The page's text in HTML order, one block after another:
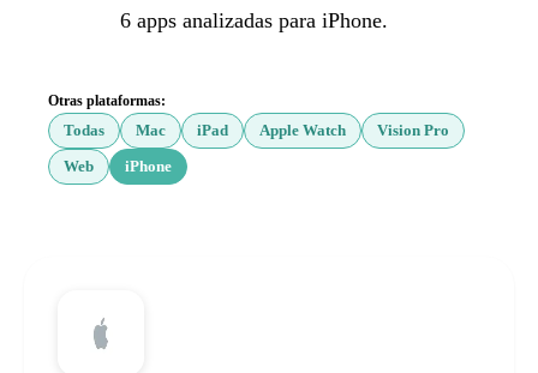
6 apps analizadas para iPhone.
Otras plataformas:
Todas
Mac iPad Apple Watch Vision Pro
Web iPhone